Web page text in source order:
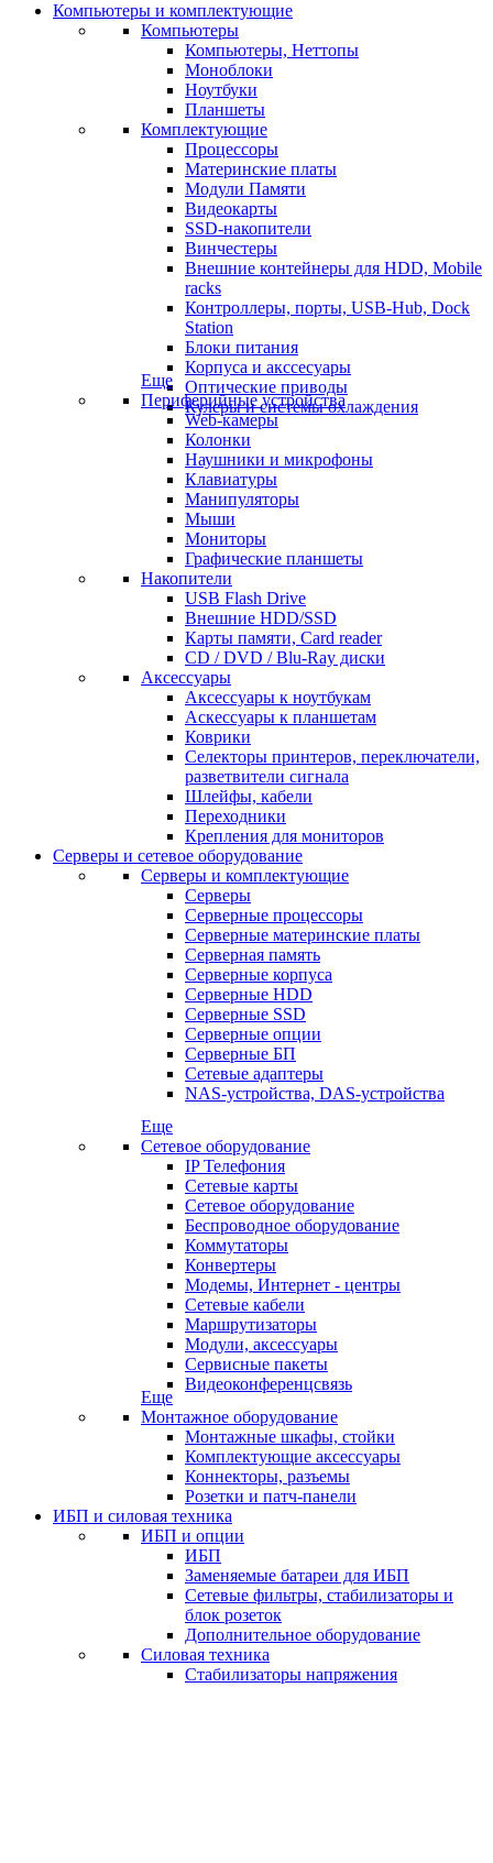
Компьютеры и комплектующие
Компьютеры
Компьютеры, Неттопы
Моноблоки
Ноутбуки
Планшеты
Комплектующие
Процессоры
Материнские платы
Модули Памяти
Видеокарты
SSD-накопители
Винчестеры
Внешние контейнеры для HDD, Mobile
racks
Контроллеры, порты, USB-Hub, Dock
Station
Блоки питания
Корпуса и акссесуары
Оптические приводы
Кулеры и системы охлаждения
Еще
Периферийные устройства
Web-камеры
Колонки
Наушники и микрофоны
Клавиатуры
Манипуляторы
Мыши
Мониторы
Графические планшеты
Накопители
USB Flash Drive
Внешние HDD/SSD
Карты памяти, Card reader
CD / DVD / Blu-Ray диски
Аксессуары
Аксессуары к ноутбукам
Аскессуары к планшетам
Коврики
Селекторы принтеров, переключатели,
разветвители сигнала
Шлейфы, кабели
Переходники
Крепления для мониторов
Серверы и сетевое оборудование
Серверы и комплектующие
Серверы
Серверные процессоры
Серверные материнские платы
Серверная память
Серверные корпуса
Серверные HDD
Серверные SSD
Серверные опции
Серверные БП
Сетевые адаптеры
NAS-устройства, DAS-устройства
Еще
Сетевое оборудование
IP Телефония
Сетевые карты
Сетевое оборудование
Беспроводное оборудование
Коммутаторы
Конвертеры
Модемы, Интернет - центры
Сетевые кабели
Маршрутизаторы
Модули, аксессуары
Сервисные пакеты
Видеоконференцсвязь
Еще
Монтажное оборудование
Монтажные шкафы, стойки
Комплектующие аксессуары
Коннекторы, разъемы
Розетки и патч-панели
ИБП и силовая техника
ИБП и опции
ИБП
Заменяемые батареи для ИБП
Сетевые фильтры, стабилизаторы и
блок розеток
Дополнительное оборудование
Силовая техника
Стабилизаторы напряжения